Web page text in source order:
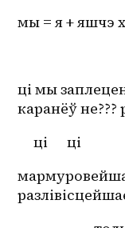
мы = я + яшчэ
ці мы
каранёў
ці
ці